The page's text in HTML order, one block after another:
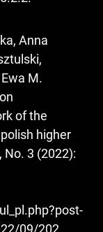
Anna
M.
of the
higher
3 (2022):
09/202